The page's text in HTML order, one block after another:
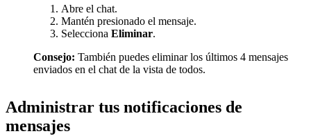
Abre el chat.
Mantén presionado el mensaje.
Selecciona Eliminar.
Consejo: También puedes eliminar los últimos 4 mensajes
enviados en el chat de la vista de todos.
Administrar tus notificaciones de
mensajes